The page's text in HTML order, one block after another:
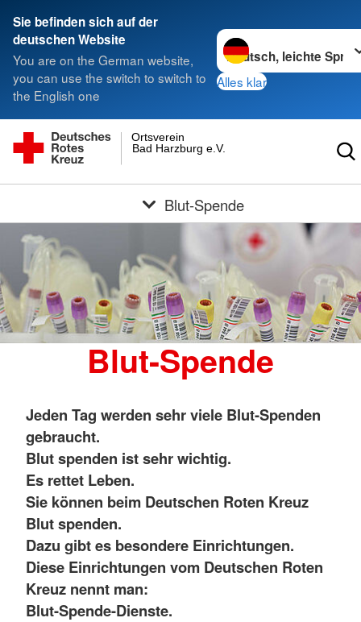
Sie befinden sich auf der
deutschen Website
You are on the German website,
you can use the switch to switch to
the English one
Sprache wechseln zu
Alles klar
Bad Harzburg e.V.
Ortsverein
Blut-Spende
Blut-Spende
Jeden Tag werden sehr viele Blut-Spenden
gebraucht.
Blut spenden ist sehr wichtig.
Es rettet Leben.
Sie können beim Deutschen Roten Kreuz
Blut spenden.
Dazu gibt es besondere Einrichtungen.
Diese Einrichtungen vom Deutschen Roten
Kreuz nennt man:
Blut-Spende-Dienste.